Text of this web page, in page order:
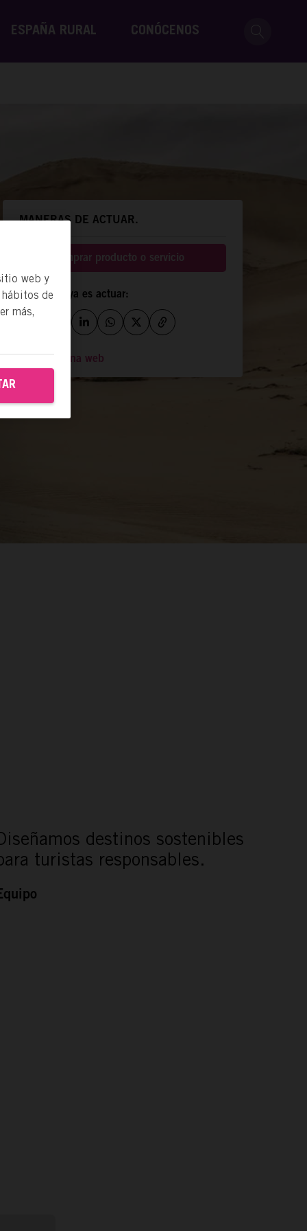
ESPAÑA RURAL CONÓCENOS
MANERAS DE ACTUAR.
Comprar producto o servicio
Compartir ya es actuar:
Ir a la página web
destinos sostenibles
turistas responsables.
web y
de
más,